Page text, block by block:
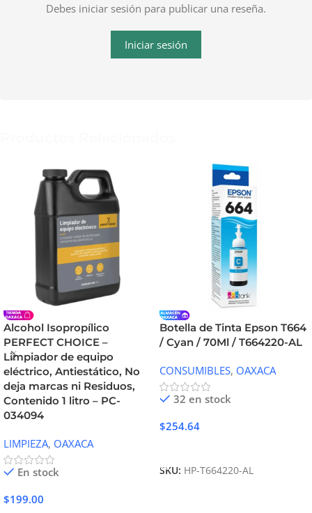
Debes iniciar sesión para publicar una reseña.
Iniciar sesión
Alcohol Isopropílico
PERFECT CHOICE –
Limpiador de equipo
eléctrico, Antiestático, No
deja marcas ni Residuos,
Contenido 1 litro – PC-
034094
LIMPIEZA, OAXACA
En stock
$199.00
Botella de Tinta Epson T664
/ Cyan / 70Ml / T664220-AL
CONSUMIBLES, OAXACA
32 en stock
$254.64
SKU: HP-T664220-AL